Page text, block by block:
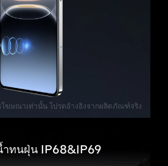
โฆษณาเท่านั้น โปรดอ้างอิงจากผลิตภัณฑ์จริง
ำทนฝุ่น IP68&IP69